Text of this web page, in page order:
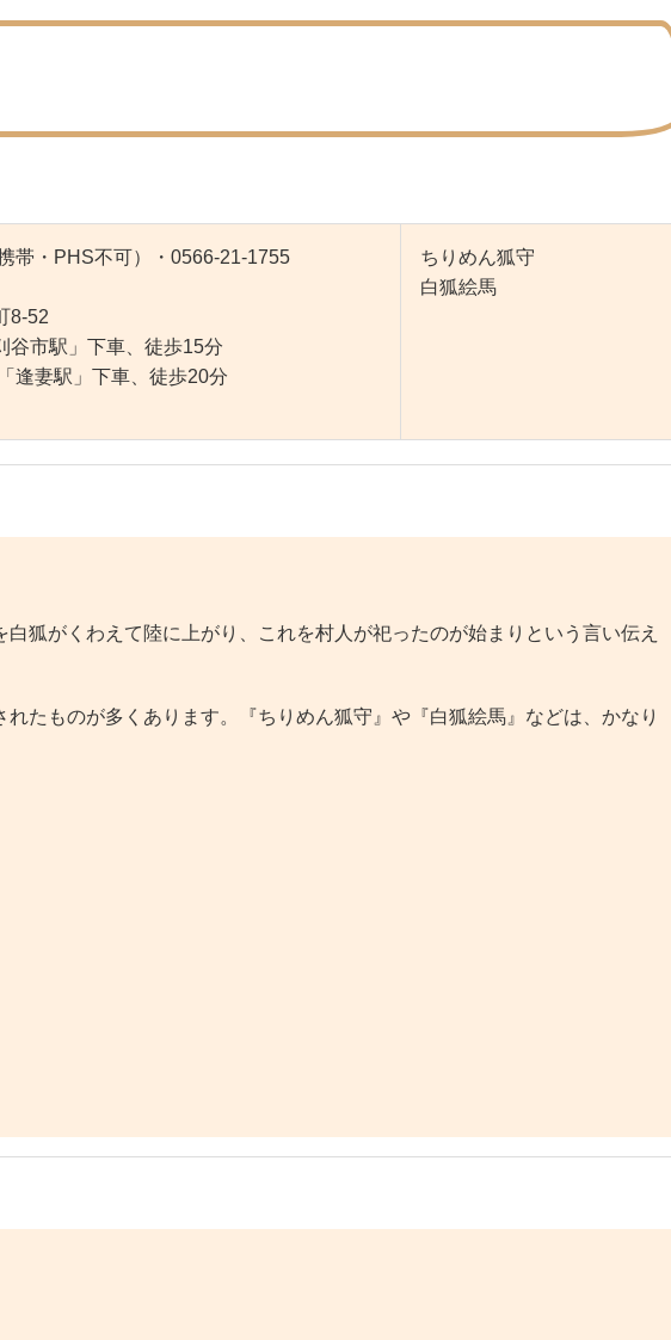
帯・PHS不可）・0566-21-1755
8-52
谷市駅」下車、徒歩15分
駅」下車、徒歩20分
ちりめん狐守
白狐絵馬
狐がくわえて陸に上がり、これを村人が祀ったのが始まりという言い伝え
たものが多くあります。『ちりめん狐守』や『白狐絵馬』などは、かなり